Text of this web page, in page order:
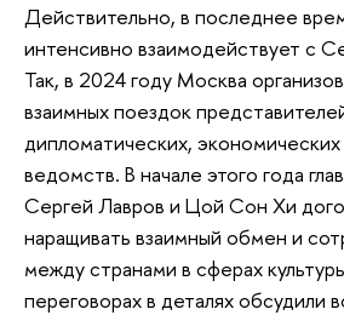
Действительно, в последнее
интенсивно взаимодействует с
Так, в 2024 году Москва
взаимных поездок
дипломатических,
ведомств. В начале этого года
Сергей Лавров и Цой Сон Хи
наращивать взаимный обмен и
между странами в сферах
переговорах в деталях обсудили